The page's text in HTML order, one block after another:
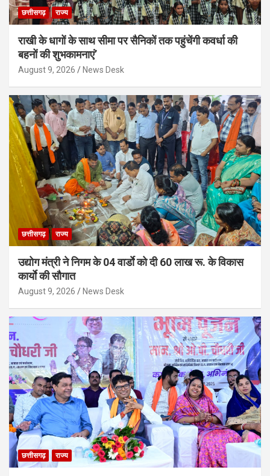
छत्तीसगढ़ राज्य
राखी के धागों के साथ सीमा पर सैनिकों तक पहुंचेंगी कवर्धा की
बहनों की शुभकामनाएं’
August 9, 2026 News Desk
छत्तीसगढ़ राज्य
उद्योग मंत्री ने निगम के 04 वार्डाे को दी 60 लाख रू. के विकास
कार्याे की सौगात
August 9, 2026 News Desk
छत्तीसगढ़ राज्य